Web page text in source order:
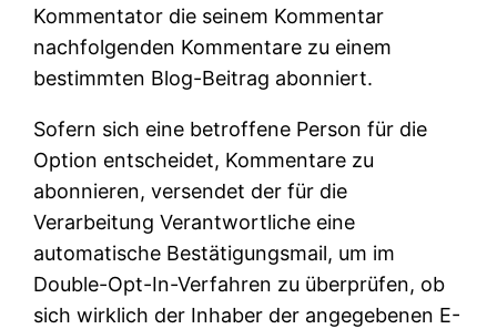
Kommentator die seinem Kommentar
nachfolgenden Kommentare zu einem
bestimmten Blog-Beitrag abonniert.
Sofern sich eine betroffene Person für die
Option entscheidet, Kommentare zu
abonnieren, versendet der für die
Verarbeitung Verantwortliche eine
automatische Bestätigungsmail, um im
Double-Opt-In-Verfahren zu überprüfen, ob
sich wirklich der Inhaber der angegebenen E-